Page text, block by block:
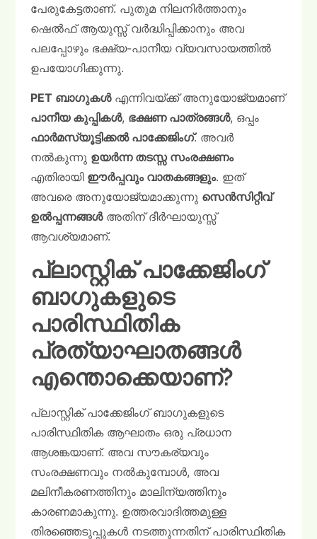
പേരുകേട്ടതാണ്. പുതുമ നിലനിർത്താനും
ഷെൽഫ് ആയുസ്സ് വർദ്ധിപ്പിക്കാനും അവ
പലപ്പോഴും ഭക്ഷ്യ-പാനീയ വ്യവസായത്തിൽ
ഉപയോഗിക്കുന്നു.
PET ബാഗുകൾഎന്നിവയ്ക്ക് അനുയോജ്യമാണ്
പാനീയ കുപ്പികൾ, ഭക്ഷണ പാത്രങ്ങൾ, ഒപ്പം
ഫാർമസ്യൂട്ടിക്കൽ പാക്കേജിംഗ്. അവർ
നൽകുന്നു ഉയർന്ന തടസ്സ സംരക്ഷണം
എതിരായി ഈർപ്പവും വാതകങ്ങളും. ഇത്
അവരെ അനുയോജ്യമാക്കുന്നു സെൻസിറ്റീവ്
ഉൽപ്പന്നങ്ങൾഅതിന് ദീർഘായുസ്സ്
ആവശ്യമാണ്.
പ്ലാസ്റ്റിക് പാക്കേജിംഗ്
ബാഗുകളുടെ
പാരിസ്ഥിതിക
പ്രത്യാഘാതങ്ങൾ
എന്തൊക്കെയാണ്?
പ്ലാസ്റ്റിക് പാക്കേജിംഗ് ബാഗുകളുടെ
പാരിസ്ഥിതിക ആഘാതം ഒരു പ്രധാന
ആശങ്കയാണ്. അവ സൗകര്യവും
സംരക്ഷണവും നൽകുമ്പോൾ, അവ
മലിനീകരണത്തിനും മാലിന്യത്തിനും
കാരണമാകുന്നു. ഉത്തരവാദിത്തമുള്ള
തിരഞ്ഞെടുപ്പുകൾ നടത്തുന്നതിന് പാരിസ്ഥിതിക